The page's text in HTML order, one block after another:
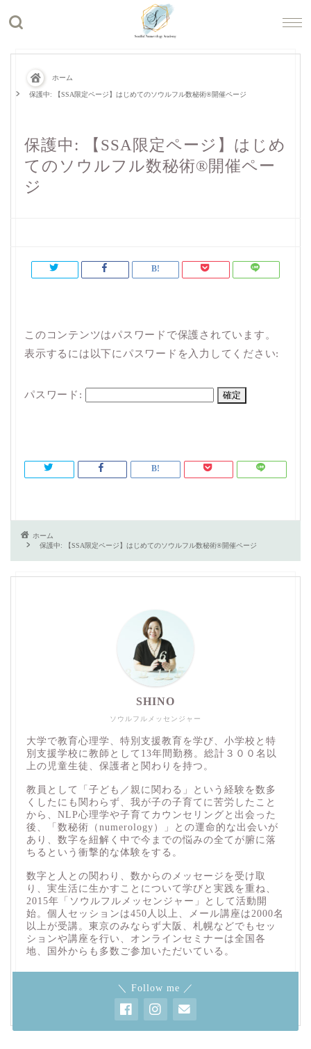
ホーム
保護中: 【SSA限定ページ】はじめてのソウルフル数秘術®︎開催ページ
保護中: 【SSA限定ページ】はじめ
てのソウルフル数秘術®︎開催ペー
ジ
このコンテンツはパスワードで保護されています。
表示するには以下にパスワードを入力してください:
パスワード:
ホーム
保護中: 【SSA限定ページ】はじめてのソウルフル数秘術®︎開催ページ
ソウルフルメッセンジャー
SHINO
大学で教育心理学、特別支援教育を学び、小学校と特
別支援学校に教師として13年間勤務。総計３００名以
上の児童生徒、保護者と関わりを持つ。
教員として「子ども／親に関わる」という経験を数多
くしたにも関わらず、我が子の子育てに苦労したこと
から、NLP心理学や子育てカウンセリングと出会った
後、「数秘術（numerology）」との運命的な出会いが
あり、数字を紐解く中で今までの悩みの全てが腑に落
ちるという衝撃的な体験をする。
数字と人との関わり、数からのメッセージを受け取
り、実生活に生かすことについて学びと実践を重ね、
2015年「ソウルフルメッセンジャー」として活動開
始。個人セッションは450人以上、メール講座は2000名
以上が受講。東京のみならず大阪、札幌などでもセッ
ションや講座を行い、オンラインセミナーは全国各
地、国外からも多数ご参加いただいている。
＼ Follow me ／